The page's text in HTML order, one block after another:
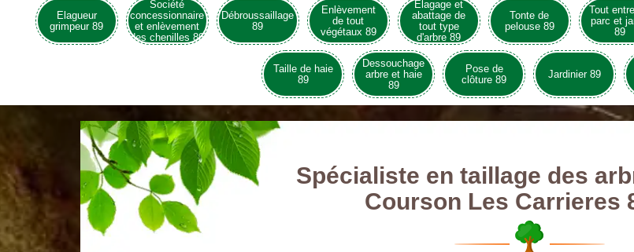
Elagueur
grimpeur 89
Société
concessionnaire
et enlèvement
des chenilles 89
Débroussaillage
89
Enlèvement
de tout
végétaux 89
Elagage et
abattage de
tout type
d'arbre 89
Tonte de
pelouse 89
Tout
parc et
89
Taille de haie
89
Dessouchage
arbre et haie
89
Pose de
clôture 89
Jardinier 89
Spécialiste en taillage des
Courson Les Carrieres